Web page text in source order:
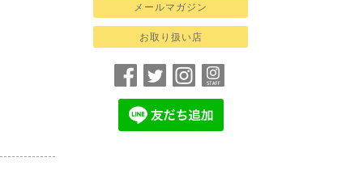
メールマガジン
お取り扱い店